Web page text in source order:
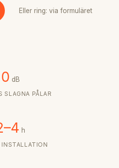
Eller ring: via formuläret
0 dB
SLAGNA PÅLAR
h
INSTALLATION